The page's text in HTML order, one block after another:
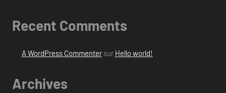
Recent Comments
A WordPress Commentersur Hello world!
Archives